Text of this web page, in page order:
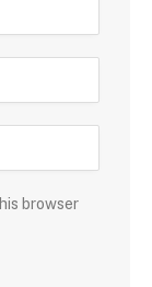
browser